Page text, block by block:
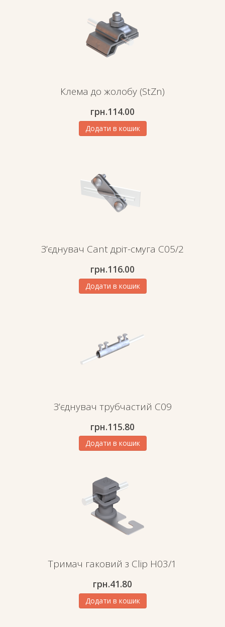
Клема до жолобу (StZn)
грн.114.00
Додати в кошик
З’єднувач Cant дріт-смуга C05/2
грн.116.00
Додати в кошик
З’єднувач трубчастий C09
грн.115.80
Додати в кошик
Тримач гаковий з Clip H03/1
грн.41.80
Додати в кошик